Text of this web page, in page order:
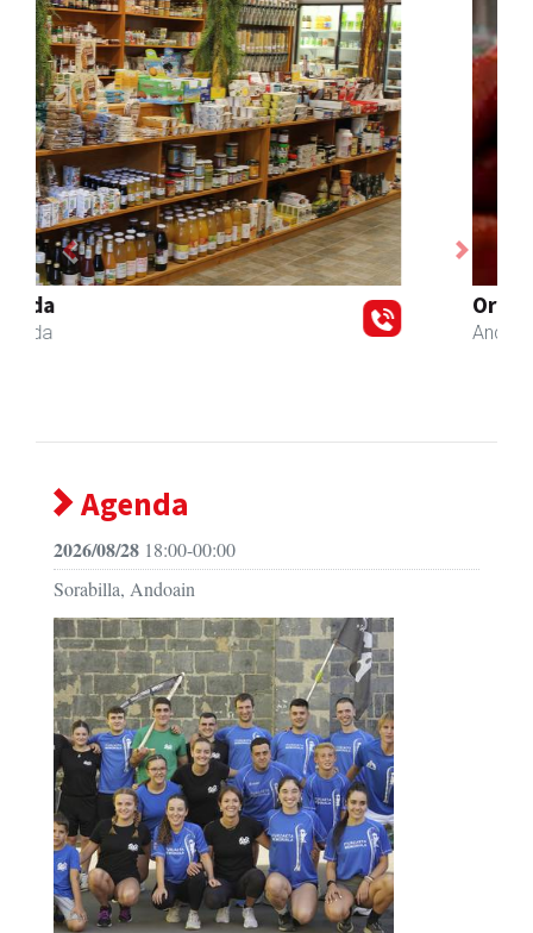
Ormaki urdaitegia
Andoain
Previous Next
Agenda
2026/08/28 18:00-00:00
Sorabilla, Andoain